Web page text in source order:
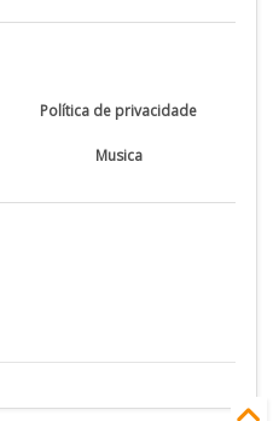
Política de privacidade
Musica